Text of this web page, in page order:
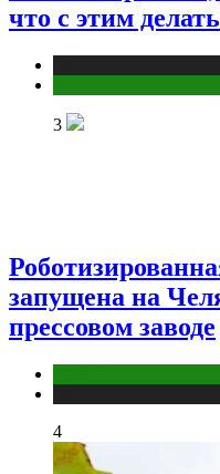
что с этим делать
3
запущена на
прессовом заводе
4